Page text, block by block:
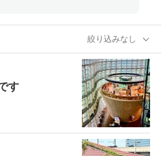
絞り込みなし
す